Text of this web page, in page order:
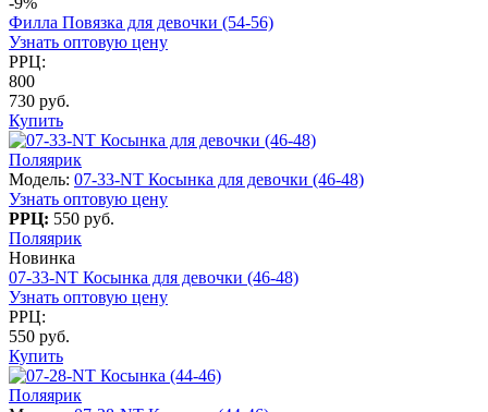
Филла Повязка для девочки (54-56)
Узнать оптовую цену
РРЦ:
800
730 руб.
Купить
Поляярик
Модель: 07-33-NT Косынка для девочки (46-48)
Узнать оптовую цену
РРЦ: 550 руб.
Поляярик
Новинка
07-33-NT Косынка для девочки (46-48)
Узнать оптовую цену
РРЦ:
550 руб.
Купить
Поляярик